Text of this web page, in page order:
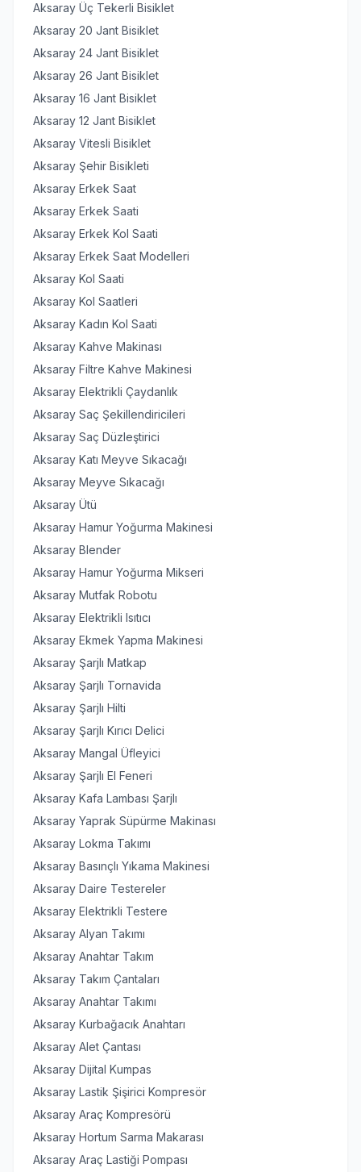
Aksaray Üç Tekerli Bisiklet
Aksaray 20 Jant Bisiklet
Aksaray 24 Jant Bisiklet
Aksaray 26 Jant Bisiklet
Aksaray 16 Jant Bisiklet
Aksaray 12 Jant Bisiklet
Aksaray Vitesli Bisiklet
Aksaray Şehir Bisikleti
Aksaray Erkek Saat
Aksaray Erkek Saati
Aksaray Erkek Kol Saati
Aksaray Erkek Saat Modelleri
Aksaray Kol Saati
Aksaray Kol Saatleri
Aksaray Kadın Kol Saati
Aksaray Kahve Makinası
Aksaray Filtre Kahve Makinesi
Aksaray Elektrikli Çaydanlık
Aksaray Saç Şekillendiricileri
Aksaray Saç Düzleştirici
Aksaray Katı Meyve Sıkacağı
Aksaray Meyve Sıkacağı
Aksaray Ütü
Aksaray Hamur Yoğurma Makinesi
Aksaray Blender
Aksaray Hamur Yoğurma Mikseri
Aksaray Mutfak Robotu
Aksaray Elektrikli Isıtıcı
Aksaray Ekmek Yapma Makinesi
Aksaray Şarjlı Matkap
Aksaray Şarjlı Tornavida
Aksaray Şarjlı Hilti
Aksaray Şarjlı Kırıcı Delici
Aksaray Mangal Üfleyici
Aksaray Şarjlı El Feneri
Aksaray Kafa Lambası Şarjlı
Aksaray Yaprak Süpürme Makinası
Aksaray Lokma Takımı
Aksaray Basınçlı Yıkama Makinesi
Aksaray Daire Testereler
Aksaray Elektrikli Testere
Aksaray Alyan Takımı
Aksaray Anahtar Takım
Aksaray Takım Çantaları
Aksaray Anahtar Takımı
Aksaray Kurbağacık Anahtarı
Aksaray Alet Çantası
Aksaray Dijital Kumpas
Aksaray Lastik Şişirici Kompresör
Aksaray Araç Kompresörü
Aksaray Hortum Sarma Makarası
Aksaray Araç Lastiği Pompası